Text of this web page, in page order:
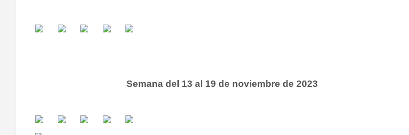
Semana del 13 al 19 de noviembre de 2023